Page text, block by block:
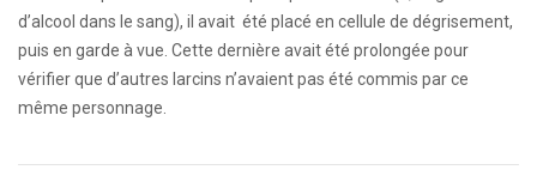
d’alcool dans le sang), il avait été placé en cellule de dégrisement,
puis en garde à vue. Cette dernière avait été prolongée pour
vérifier que d’autres larcins n’avaient pas été commis par ce
même personnage.